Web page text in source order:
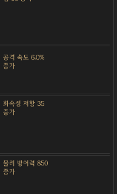
공격 속도 6.0%
증가
화속성 저항 35
증가
물리 방어력 850
증가